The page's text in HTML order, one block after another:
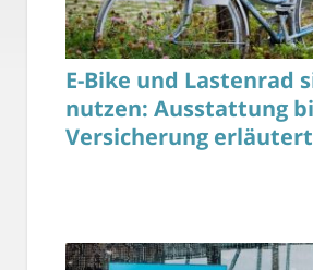
E-Bike und Lastenrad
nutzen: Ausstattung
Versicherung erläutert